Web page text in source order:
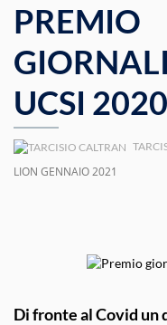
PREMIO
UCSI 2020
LION GENNAIO 2021
Di fronte al Covid un